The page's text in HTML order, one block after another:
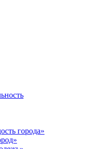
города»